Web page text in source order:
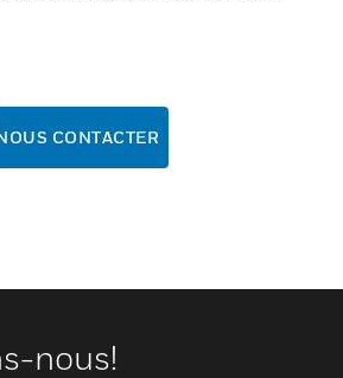
CONTACTER
nous!